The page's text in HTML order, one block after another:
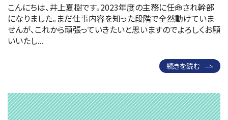
こんにちは、井上夏樹です。2023年度の主務に任命され幹部
になりました。まだ仕事内容を知った段階で全然動けていま
せんが、これから頑張っていきたいと思いますのでよろしくお願
いいたし...
続きを読む